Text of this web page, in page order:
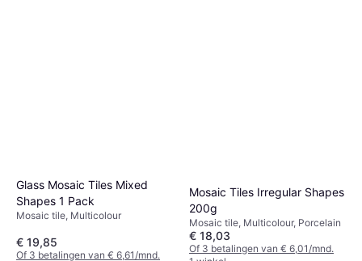
Glass Mosaic Tiles Mixed
Shapes 1 Pack
Mosaic tile, Multicolour
€ 19,85
Of 3 betalingen van € 6,61/mnd.
Mosaic Tiles Irregular Shapes
200g
Mosaic tile, Multicolour, Porcelain
€ 18,03
Of 3 betalingen van € 6,01/mnd.